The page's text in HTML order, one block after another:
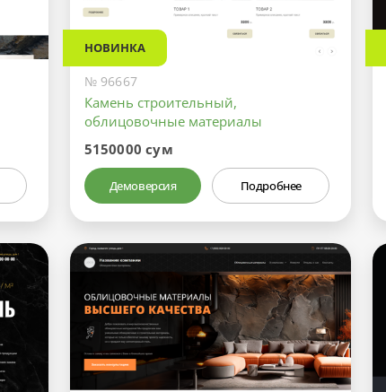
НОВИНКА
№ 96667
Камень строительный,
облицовочные материалы
5150000 сум
Демоверсия Подробнее